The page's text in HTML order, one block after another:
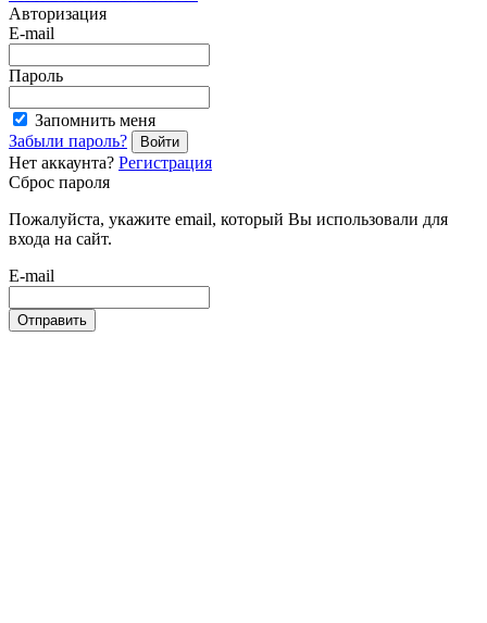
Авторизация
E-mail
Пароль
Запомнить меня
Забыли пароль?
Войти
Нет аккаунта? Регистрация
Сброс пароля
Пожалуйста, укажите email, который Вы использовали для
входа на сайт.
E-mail
Отправить